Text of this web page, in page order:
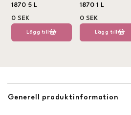
1870 5 L
0 SEK
Lägg till
1870 1 L
0 SEK
Lägg till
Generell produktinformation